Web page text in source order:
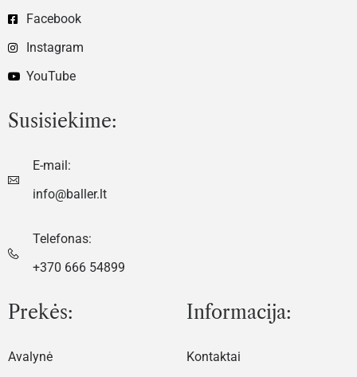
Facebook
Instagram
YouTube
Susisiekime:
E-mail:
info@baller.lt
Telefonas:
+370 666 54899
Prekės:
Avalynė
Informacija:
Kontaktai